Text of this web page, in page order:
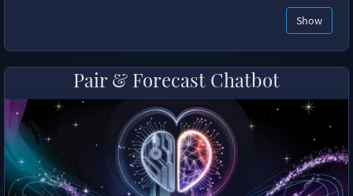
Show
Pair & Forecast Chatbot